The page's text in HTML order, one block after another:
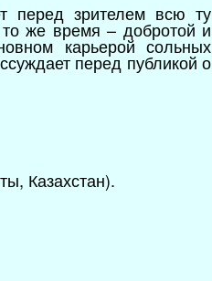
перед зрителем всю ту
то же время – добротой и
карьерой сольных
перед публикой о
Казахстан).